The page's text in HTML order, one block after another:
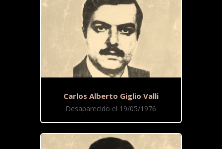
Carlos Alberto Giglio Valli
Desaparecido el 19/05/1976